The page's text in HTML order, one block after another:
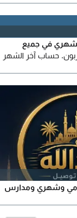
في جميع
حساب آخر الشهر
وشهري ومدارس